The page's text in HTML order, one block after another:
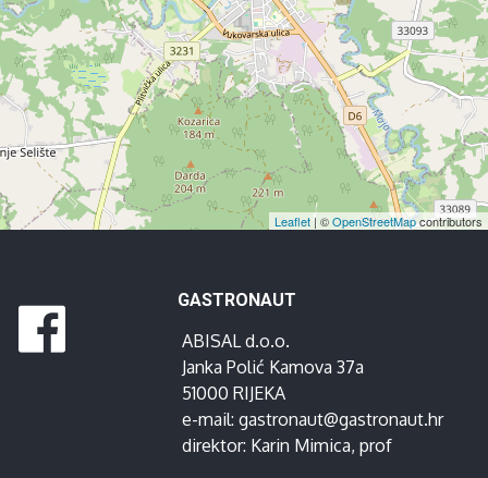
Leaflet | ©OpenStreetMapcontributors
GASTRONAUT
ABISAL d.o.o.
Janka Polić Kamova 37a
51000 RIJEKA
e-mail: gastronaut@gastronaut.hr
direktor: Karin Mimica, prof